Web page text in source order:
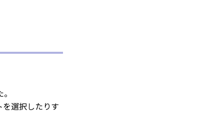
選択したりす